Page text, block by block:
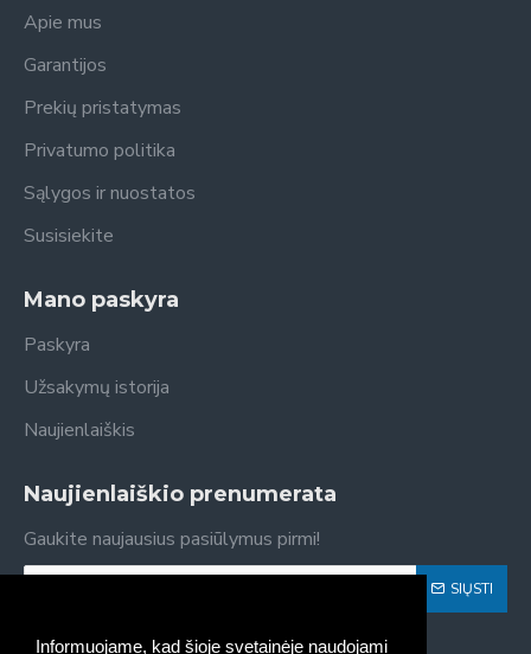
Informuojame, kad šioje svetainėje naudojami
Apie mus
Garantijos
Prekių pristatymas
Privatumo politika
Sąlygos ir nuostatos
Susisiekite
Mano paskyra
Paskyra
Užsakymų istorija
Naujienlaiškis
Naujienlaiškio prenumerata
Gaukite naujausius pasiūlymus pirmi!
SIŲSTI
Susipažinau ir sutinku su Privatumo politika